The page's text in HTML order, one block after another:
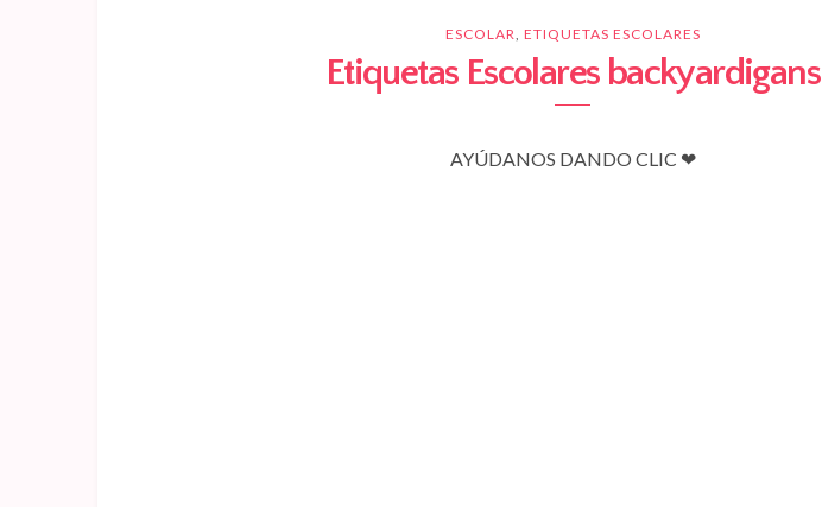
ESCOLAR, ETIQUETAS ESCOLARES
Etiquetas Escolares backyardigans
AYÚDANOS DANDO CLIC ❤